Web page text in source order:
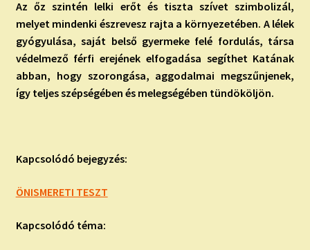
Az őz szintén lelki erőt és tiszta szívet szimbolizál,
melyet mindenki észrevesz rajta a környezetében. A lélek
gyógyulása, saját belső gyermeke felé fordulás, társa
védelmező férfi erejének elfogadása segíthet Katának
abban, hogy szorongása, aggodalmai megszűnjenek,
így teljes szépségében és melegségében tündököljön.
Kapcsolódó bejegyzés:
ÖNISMERETI TESZT
Kapcsolódó téma: